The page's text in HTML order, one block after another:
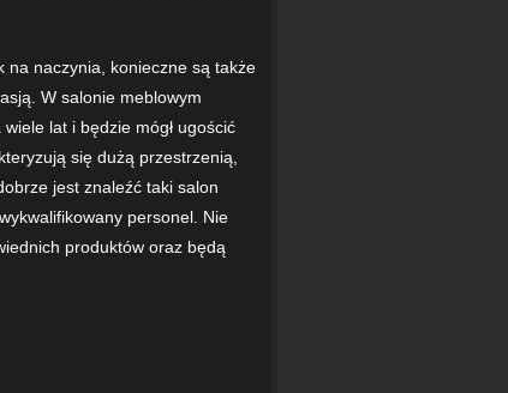
na naczynia, konieczne są także
W salonie meblowym
lat i będzie mógł ugościć
się dużą przestrzenią,
jest znaleźć taki salon
personel. Nie
produktów oraz będą